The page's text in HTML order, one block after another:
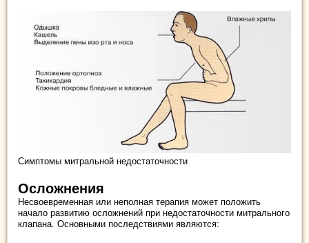
Симптомы митральной недостаточности
Осложнения
Несвоевременная или неполная терапия может положить
начало развитию осложнений при недостаточности митрального
клапана. Основными последствиями являются: